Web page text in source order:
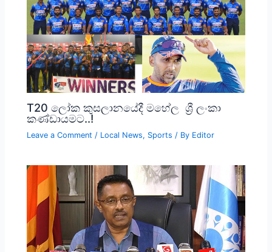
T20 ලෝක කුසලානයේදී මහේල ශ්‍රී ලංකා
කණ්ඩායමට..!
Leave a Comment / Local News, Sports / By Editor